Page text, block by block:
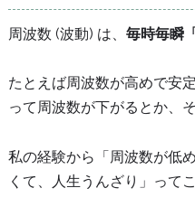
周波数 (波動) は、 毎時毎瞬
たとえば周波数が高めで安
って周波数が下がるとか、
私の経験から「周波数が低
くて、人生うんざり」って